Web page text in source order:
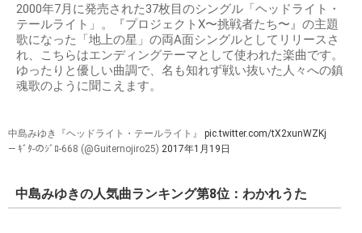
2000年7月に発売された37枚目のシングル「ヘッドライト・
テールライト」。『プロジェクトX〜挑戦者たち〜』の主題
歌になった「地上の星」の両A面シングルとしてリリースさ
れ、こちらはエンディングテーマとして使われた楽曲です。
ゆったりと優しい曲調で、名も知れず戦い抜いた人々への鎮
魂歌のように聞こえます。
中島みゆき『ヘッドライト・テールライト』 pic.twitter.com/tX2xunWZKj
— ｷﾞﾀ-のｼﾞﾛ-668 (@Guiternojiro25) 2017年1月19日
中島みゆきの人気曲ランキング第8位：わかれうた